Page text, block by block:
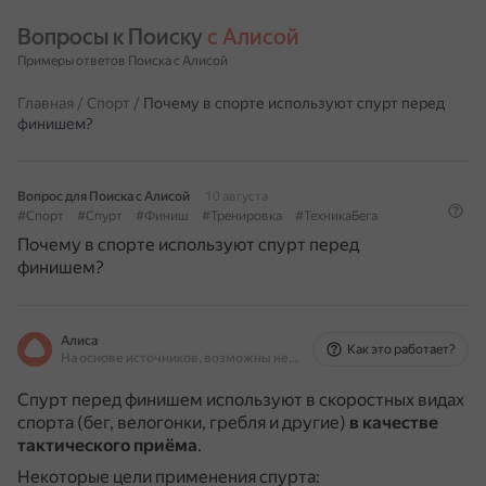
Вопросы к Поиску с Алисой
Примеры ответов Поиска с Алисой
Главная / Спорт / Почему в спорте используют спурт перед
финишем?
Вопрос для Поиска с Алисой
10 августа
#Спорт
#Спурт #Финиш #Тренировка #ТехникаБега
Почему в спорте используют спурт перед
финишем?
Алиса
На основе источников, возможны неточности
Как это работает?
Спурт перед финишем используют в скоростных видах
спорта (бег, велогонки, гребля и другие) в качестве
тактического приёма.
Некоторые цели применения спурта: